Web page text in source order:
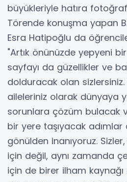
büyükleriyle hatıra
Törende konuşma yapan
Esra Hatipoğlu da
"Artık önünüzde yepyeni
sayfayı da güzellikler ve
dolduracak olan sizlersiniz.
aileleriniz olarak dünyaya
sorunlara çözüm bulacak
bir yere taşıyacak adımlar
gönülden inanıyoruz.
için değil, aynı zamanda
için de birer ilham